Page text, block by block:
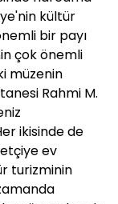
kültür
bir payı
çok önemli
müzenin
Rahmi M.
ikisinde de
ev
turizminin